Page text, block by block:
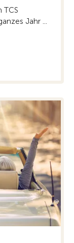
TCS
Jahr ...